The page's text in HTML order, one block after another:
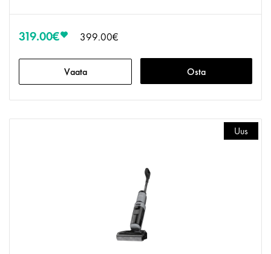
319.00€ 399.00€
Vaata Osta
Uus